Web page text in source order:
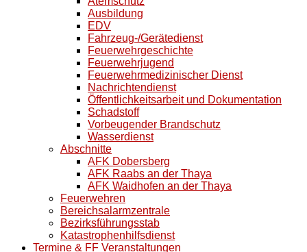
Ausbildung
EDV
Fahrzeug-/Gerätedienst
Feuerwehrgeschichte
Feuerwehrjugend
Feuerwehrmedizinischer Dienst
Nachrichtendienst
Öffentlichkeitsarbeit und Dokumentation
Schadstoff
Vorbeugender Brandschutz
Wasserdienst
Abschnitte
AFK Dobersberg
AFK Raabs an der Thaya
AFK Waidhofen an der Thaya
Feuerwehren
Bereichsalarmzentrale
Bezirksführungsstab
Katastrophenhilfsdienst
Termine & FF Veranstaltungen